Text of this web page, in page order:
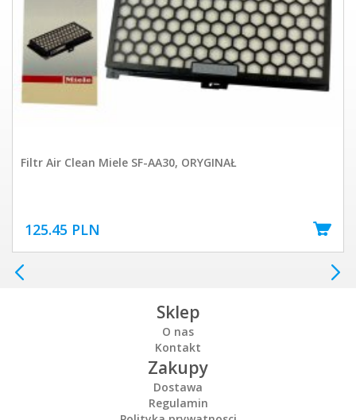
Filtr Air Clean Miele SF-AA30, ORYGINAŁ
125.45 PLN
Sklep
O nas
Kontakt
Zakupy
Dostawa
Regulamin